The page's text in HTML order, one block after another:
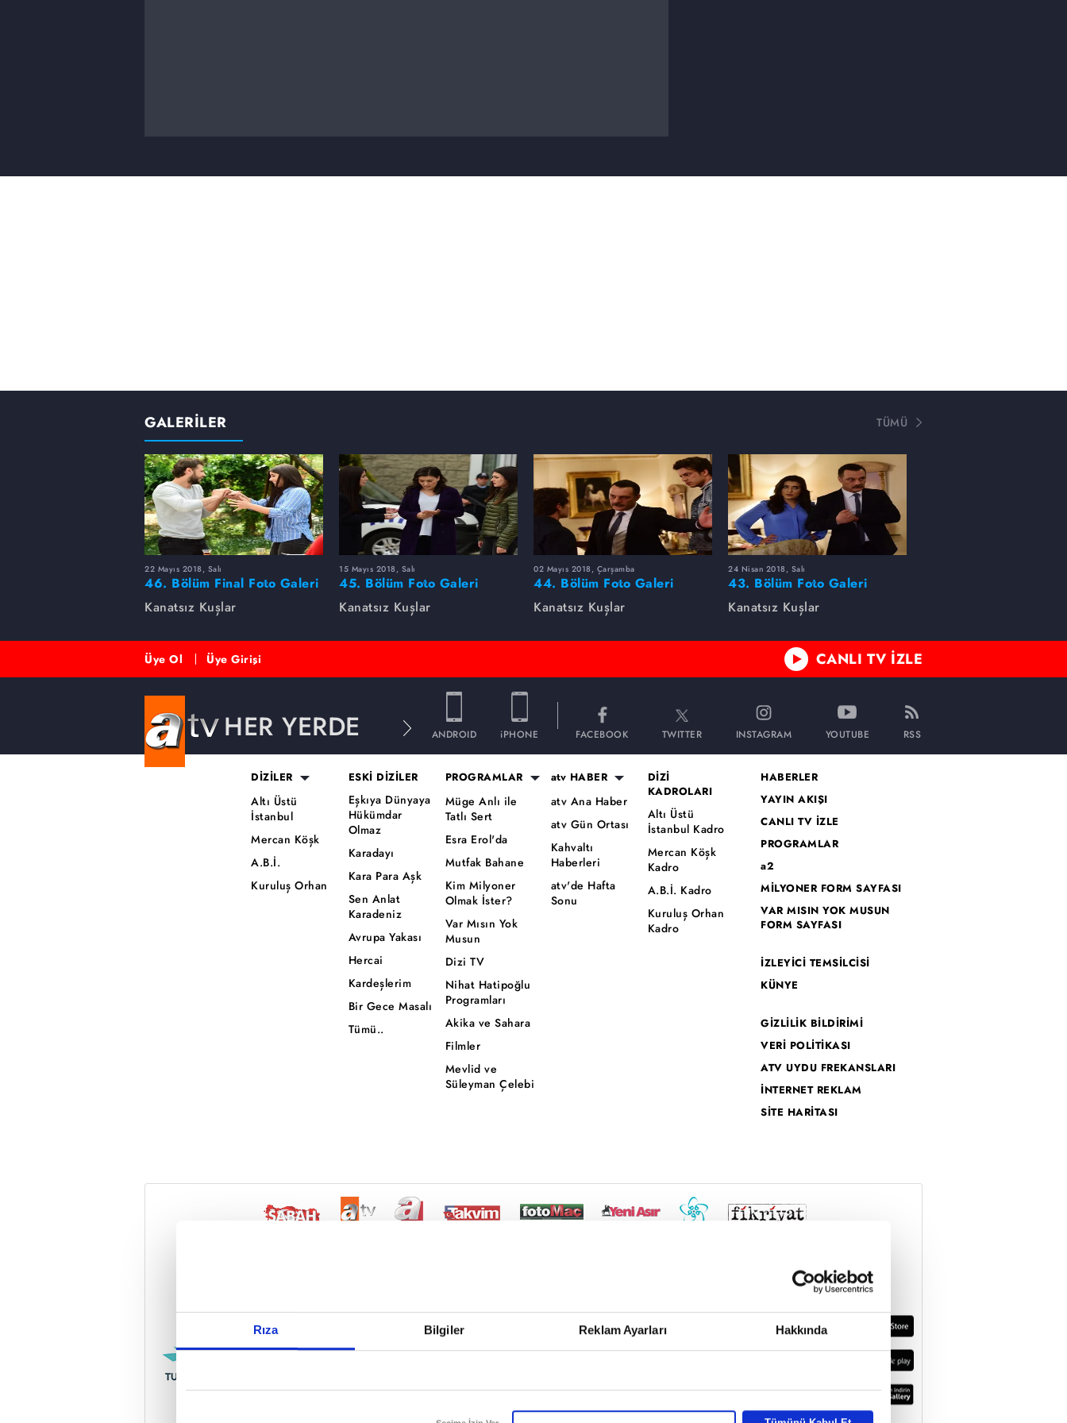
Rıza Bilgiler Reklam Ayarları Hakkında
Reddet
GALERİLER TÜMÜ
22 Mayıs 2018, Salı
46. Bölüm Final Foto Galeri
Kanatsız Kuşlar
15 Mayıs 2018, Salı
45. Bölüm Foto Galeri
Kanatsız Kuşlar
02 Mayıs 2018, Çarşamba
44. Bölüm Foto Galeri
Kanatsız Kuşlar
24 Nisan 2018, Salı
43. Bölüm Foto Galeri
Kanatsız Kuşlar
Üye Ol Üye Girişi CANLI TV İZLE
HER YERDE ANDROID iPHONE FACEBOOK TWITTER INSTAGRAM YOUTUBE RSS
DİZİLER
Altı Üstü
İstanbul
Mercan Köşk
A.B.İ.
Kuruluş Orhan
ESKİ DİZİLER
Eşkıya Dünyaya
Hükümdar
Olmaz
Karadayı
Kara Para Aşk
Sen Anlat
Karadeniz
Avrupa Yakası
Hercai
Kardeşlerim
Bir Gece Masalı
Tümü..
PROGRAMLAR
Müge Anlı ile
Tatlı Sert
Esra Erol'da
Mutfak Bahane
Kim Milyoner
Olmak İster?
Var Mısın Yok
Musun
Dizi TV
Nihat Hatipoğlu
Programları
Akika ve Sahara
Filmler
Mevlid ve
Süleyman Çelebi
atv HABER
atv Ana Haber
atv Gün Ortası
Kahvaltı
Haberleri
atv'de Hafta
Sonu
DİZİ
KADROLARI
Altı Üstü
İstanbul Kadro
Mercan Köşk
Kadro
A.B.İ. Kadro
Kuruluş Orhan
Kadro
HABERLER
YAYIN AKIŞI
CANLI TV İZLE
PROGRAMLAR
a2
MİLYONER FORM SAYFASI
VAR MISIN YOK MUSUN
FORM SAYFASI
İZLEYİCİ TEMSİLCİSİ
KÜNYE
GİZLİLİK BİLDİRİMİ
VERİ POLİTİKASI
ATV UYDU FREKANSLARI
İNTERNET REKLAM
SİTE HARİTASI